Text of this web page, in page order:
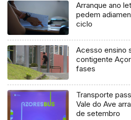
Arranque ano
pedem
ciclo
Acesso ensino
contigente
fases
Transporte
Vale do Ave
de setembro